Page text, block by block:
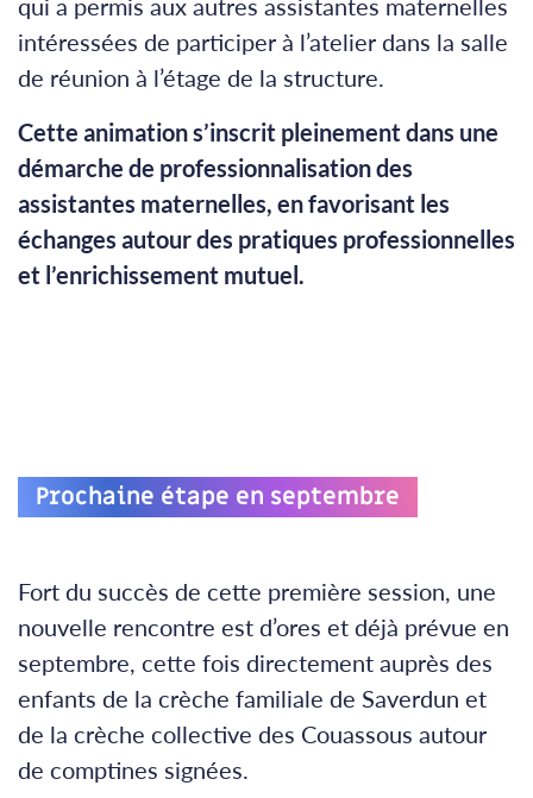
qui a permis aux autres assistantes maternelles
intéressées de participer à l’atelier dans la salle
de réunion à l’étage de la structure.
Cette animation s’inscrit pleinement dans une
démarche de professionnalisation des
assistantes maternelles, en favorisant les
échanges autour des pratiques professionnelles
et l’enrichissement mutuel.
Prochaine étape en septembre
Fort du succès de cette première session, une
nouvelle rencontre est d’ores et déjà prévue en
septembre, cette fois directement auprès des
enfants de la crèche familiale de Saverdun et
de la crèche collective des Couassous autour
de comptines signées.